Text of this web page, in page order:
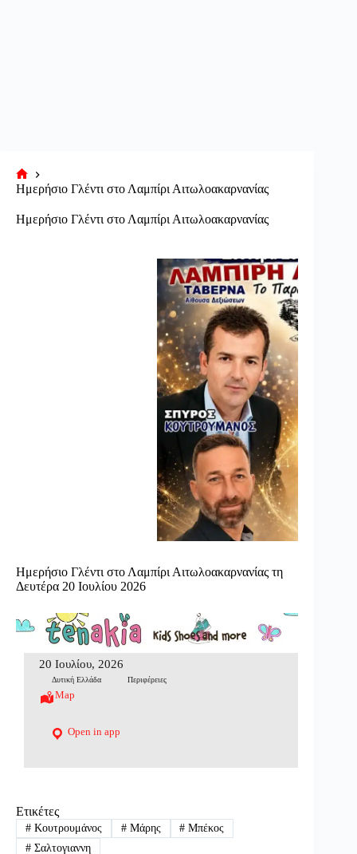
Αρχική
Ημερήσιο Γλέντι στο Λαμπίρι Αιτωλοακαρνανίας
Ημερήσιο Γλέντι στο Λαμπίρι Αιτωλοακαρνανίας
Ημερήσιο Γλέντι στο Λαμπίρι Αιτωλοακαρνανίας τη
Δευτέρα 20 Ιουλίου 2026
20 Ιουλίου, 2026
Δυτική Ελλάδα Περιφέρειες
Map
Open in app
Ετικέτες
#Κουτρουμάνος #Μάρης # Μπέκος
#Σαλτογιαννη